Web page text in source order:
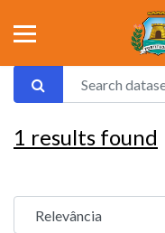
1 results found